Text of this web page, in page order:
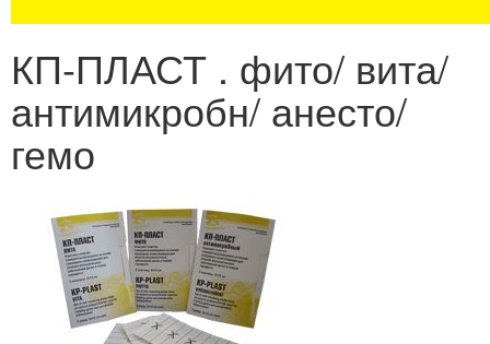
КП-ПЛАСТ . фито/ вита/
антимикробн/ анесто/
гемо